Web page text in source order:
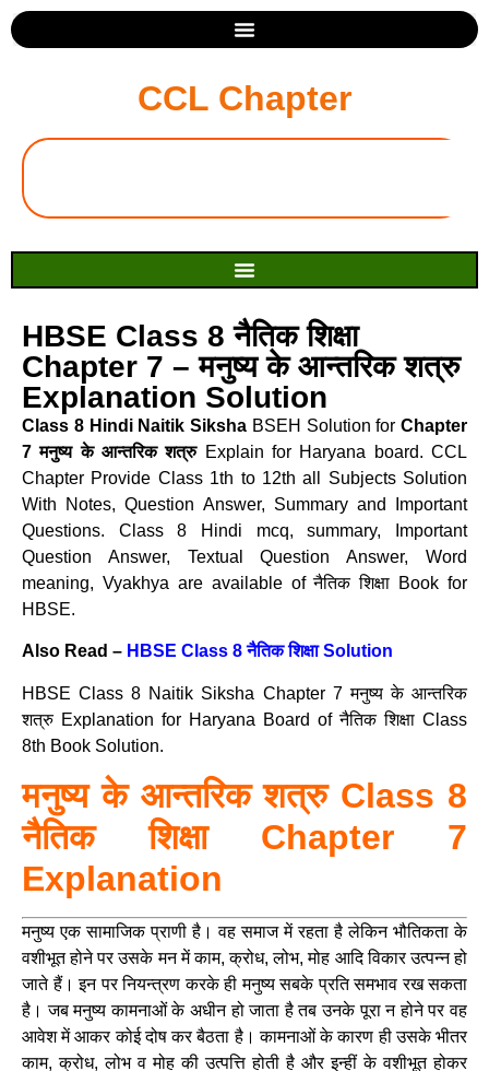
CCL Chapter
HBSE Class 8 नैतिक शिक्षा
Chapter 7 – मनुष्य के आन्तरिक शत्रु
Explanation Solution
Class 8 Hindi Naitik Siksha BSEH Solution for Chapter
7 मनुष्य के आन्तरिक शत्रुExplain for Haryana board. CCL
Chapter Provide Class 1th to 12th all Subjects Solution
With Notes, Question Answer, Summary and Important
Questions. Class 8 Hindi mcq, summary, Important
Question Answer, Textual Question Answer, Word
meaning, Vyakhya are available of नैतिक शिक्षा Book for
HBSE.
Also Read – HBSE Class 8 नैतिक शिक्षा Solution
HBSE Class 8 Naitik Siksha Chapter 7 मनुष्य के आन्तरिक
शत्रु Explanation for Haryana Board of नैतिक शिक्षा Class
8th Book Solution.
मनुष्य के आन्तरिक शत्रु Class 8
नैतिक शिक्षा Chapter 7
Explanation
मनुष्य एक सामाजिक प्राणी है। वह समाज में रहता है लेकिन भौतिकता के
वशीभूत होने पर उसके मन में काम, क्रोध, लोभ, मोह आदि विकार उत्पन्न हो
जाते हैं। इन पर नियन्त्रण करके ही मनुष्य सबके प्रति समभाव रख सकता
है। जब मनुष्य कामनाओं के अधीन हो जाता है तब उनके पूरा न होने पर वह
आवेश में आकर कोई दोष कर बैठता है। कामनाओं के कारण ही उसके भीतर
काम, क्रोध, लोभ व मोह की उत्पत्ति होती है और इन्हीं के वशीभूत होकर